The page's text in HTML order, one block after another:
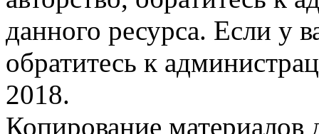
данного ресурса. Если у
обратитесь к
2018.
Копирование материалов